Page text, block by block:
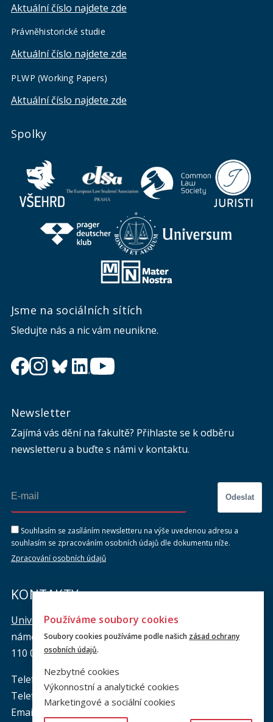
Aktuální číslo najdete zde
Právněhistorické studie
Aktuální číslo najdete zde
PLWP (Working Papers)
Aktuální číslo najdete zde
Spolky
Jsme na sociálních sítích
Sledujte nás a nic vám neunikne.
Newsletter
Zajímá vás dění na fakultě? Přihlaste se k odběru
newsletteru a buďte s námi v kontaktu.
Odeslat
Souhlasím se zasíláním newsletteru na výše uvedenou adresu a
souhlasím se zpracováním osobních údajů dle dokumentu níže.
Zpracování osobních údajů
KONTAKTY
Univerzita Karlova, Právnická fakulta
náměstí Curieových 901/7, Staré Město
110 00 Praha 1
Telefon: +420 221 005 111
Telefon podatelna:
+420 221 005 264
Email podatelna: podatelna@prf.cuni.cz
Používáme soubory cookies
Soubory cookies používáme podle našich zásad ochrany
osobních údajů.
Nezbytné cookies
Výkonnostní a analytické cookies
Marketingové a sociální cookies